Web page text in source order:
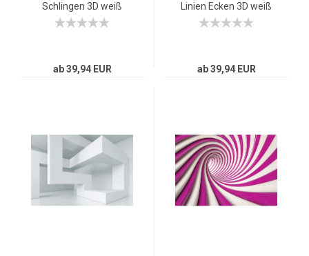
Schlingen 3D weiß
ab 39,94 EUR
Linien Ecken 3D weiß
ab 39,94 EUR